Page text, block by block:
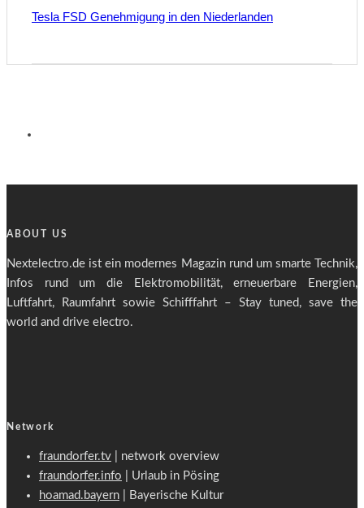
Tesla FSD Genehmigung in den Niederlanden
ABOUT US
Nextelectro.de ist ein modernes Magazin rund um smarte Technik,
Infos rund um die Elektromobilität, erneuerbare Energien,
Luftfahrt, Raumfahrt sowie Schifffahrt – Stay tuned, save the
world and drive electro.
Network
fraundorfer.tv | network overview
fraundorfer.info | Urlaub in Pösing
hoamad.bayern | Bayerische Kultur